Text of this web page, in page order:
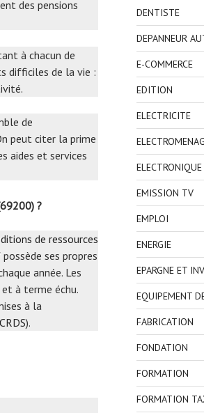
des pensions
à chacun de
difficiles de la vie :
de
peut citer la prime
aides et services
?
de ressources
ses propres
année. Les
à terme échu.
à la
CRDS).
DENTISTE
DEPANNEUR
E-COMMERCE
EDITION
ELECTRICITE
EMISSION TV
EMPLOI
ENERGIE
EPARGNE ET
EQUIPEMENT
FABRICATION
FONDATION
FORMATION
FORMATION